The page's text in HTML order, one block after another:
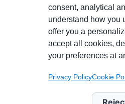
Il Giornale delle PMI.
Testata giornalistica
Milano n. 353 del 19
novembre 2013 Powered By
consent, analytical
understand how you
offer you a
accept all cookies,
your preferences at
Privacy PolicyCookie